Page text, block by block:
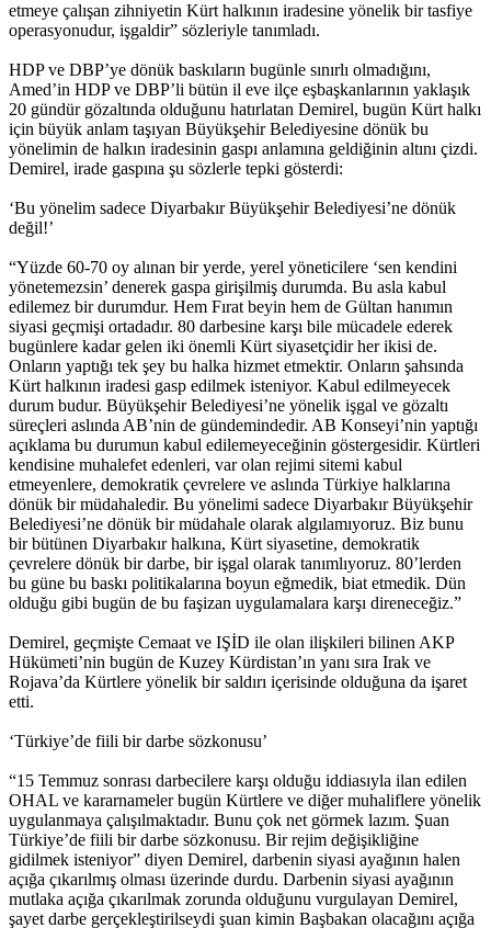
etmeye çalışan zihniyetin Kürt halkının iradesine yönelik bir tasfiye
operasyonudur, işgaldir” sözleriyle tanımladı.
HDP ve DBP’ye dönük baskıların bugünle sınırlı olmadığını,
Amed’in HDP ve DBP’li bütün il eve ilçe eşbaşkanlarının yaklaşık
20 gündür gözaltında olduğunu hatırlatan Demirel, bugün Kürt halkı
için büyük anlam taşıyan Büyükşehir Belediyesine dönük bu
yönelimin de halkın iradesinin gaspı anlamına geldiğinin altını çizdi.
Demirel, irade gaspına şu sözlerle tepki gösterdi:
‘Bu yönelim sadece Diyarbakır Büyükşehir Belediyesi’ne dönük
değil!’
“Yüzde 60-70 oy alınan bir yerde, yerel yöneticilere ‘sen kendini
yönetemezsin’ denerek gaspa girişilmiş durumda. Bu asla kabul
edilemez bir durumdur. Hem Fırat beyin hem de Gültan hanımın
siyasi geçmişi ortadadır. 80 darbesine karşı bile mücadele ederek
bugünlere kadar gelen iki önemli Kürt siyasetçidir her ikisi de.
Onların yaptığı tek şey bu halka hizmet etmektir. Onların şahsında
Kürt halkının iradesi gasp edilmek isteniyor. Kabul edilmeyecek
durum budur. Büyükşehir Belediyesi’ne yönelik işgal ve gözaltı
süreçleri aslında AB’nin de gündemindedir. AB Konseyi’nin yaptığı
açıklama bu durumun kabul edilemeyeceğinin göstergesidir. Kürtleri
kendisine muhalefet edenleri, var olan rejimi sitemi kabul
etmeyenlere, demokratik çevrelere ve aslında Türkiye halklarına
dönük bir müdahaledir. Bu yönelimi sadece Diyarbakır Büyükşehir
Belediyesi’ne dönük bir müdahale olarak algılamıyoruz. Biz bunu
bir bütünen Diyarbakır halkına, Kürt siyasetine, demokratik
çevrelere dönük bir darbe, bir işgal olarak tanımlıyoruz. 80’lerden
bu güne bu baskı politikalarına boyun eğmedik, biat etmedik. Dün
olduğu gibi bugün de bu faşizan uygulamalara karşı direneceğiz.”
Demirel, geçmişte Cemaat ve IŞİD ile olan ilişkileri bilinen AKP
Hükümeti’nin bugün de Kuzey Kürdistan’ın yanı sıra Irak ve
Rojava’da Kürtlere yönelik bir saldırı içerisinde olduğuna da işaret
etti.
‘Türkiye’de fiili bir darbe sözkonusu’
“15 Temmuz sonrası darbecilere karşı olduğu iddiasıyla ilan edilen
OHAL ve kararnameler bugün Kürtlere ve diğer muhaliflere yönelik
uygulanmaya çalışılmaktadır. Bunu çok net görmek lazım. Şuan
Türkiye’de fiili bir darbe sözkonusu. Bir rejim değişikliğine
gidilmek isteniyor” diyen Demirel, darbenin siyasi ayağının halen
açığa çıkarılmış olması üzerinde durdu. Darbenin siyasi ayağının
mutlaka açığa çıkarılmak zorunda olduğunu vurgulayan Demirel,
şayet darbe gerçekleştirilseydi şuan kimin Başbakan olacağını açığa